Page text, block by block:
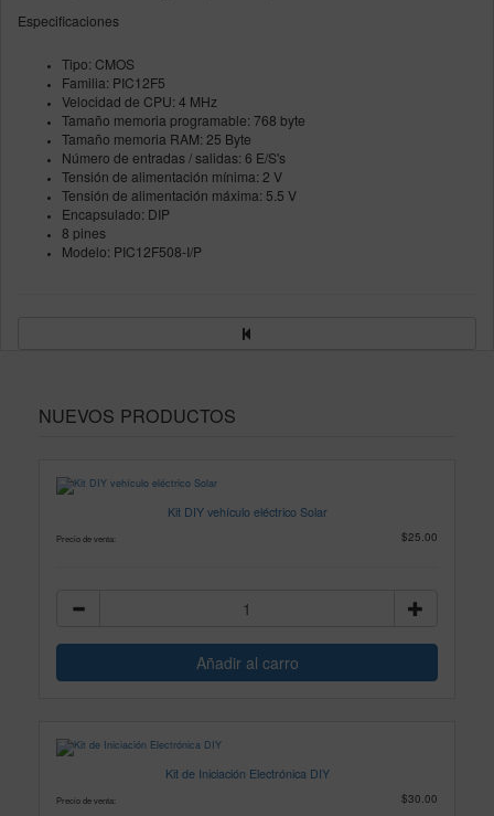
Especificaciones
Tipo: CMOS
Familia: PIC12F5
Velocidad de CPU: 4 MHz
Tamaño memoria programable: 768 byte
Tamaño memoria RAM: 25 Byte
Número de entradas / salidas: 6 E/S's
Tensión de alimentación mínima: 2 V
Tensión de alimentación máxima: 5.5 V
Encapsulado: DIP
8 pines
Modelo: PIC12F508-I/P
NUEVOS PRODUCTOS
Kit DIY vehículo eléctrico Solar
Precio de venta: $25.00
Kit de Iniciación Electrónica DIY
Precio de venta: $30.00